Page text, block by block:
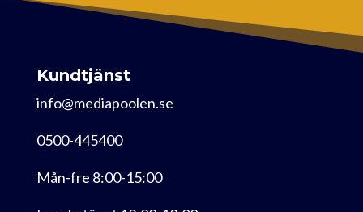
Kundtjänst
info@mediapoolen.se
0500-445400
Mån-fre 8:00-15:00